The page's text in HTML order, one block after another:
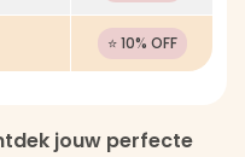
⭐ 10% OFF
jouw perfecte